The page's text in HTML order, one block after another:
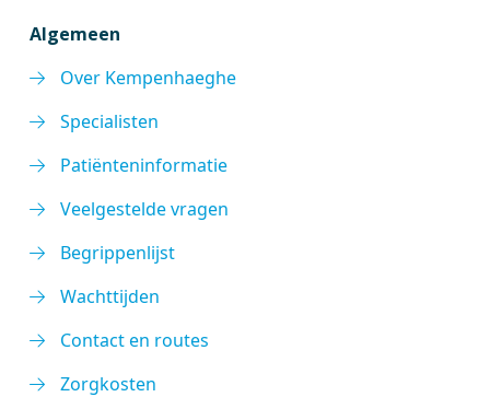
Algemeen
Over Kempenhaeghe
Specialisten
Patiënteninformatie
Veelgestelde vragen
Begrippenlijst
Wachttijden
Contact en routes
Zorgkosten